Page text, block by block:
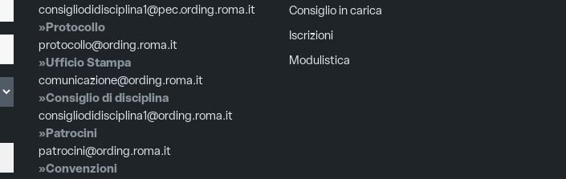
consigliodidisciplina1@pec.ording.roma.it
»Protocollo
protocollo@ording.roma.it
»Ufficio Stampa
comunicazione@ording.roma.it
»Consiglio di disciplina
consigliodidisciplina1@ording.roma.it
»Patrocini
patrocini@ording.roma.it
»Convenzioni
Consiglio in carica
Iscrizioni
Modulistica